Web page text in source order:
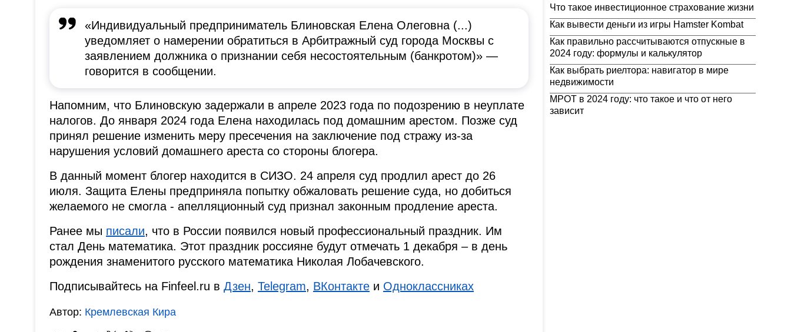
«Индивидуальный предприниматель Блиновская Елена Олеговна (...)
уведомляет о намерении обратиться в Арбитражный суд города Москвы с
заявлением должника о признании себя несостоятельным (банкротом)» —
говорится в сообщении.
Напомним, что Блиновскую задержали в апреле 2023 года по подозрению в неуплате
налогов. До января 2024 года Елена находилась под домашним арестом. Позже суд
принял решение изменить меру пресечения на заключение под стражу из-за
нарушения условий домашнего ареста со стороны блогера.
В данный момент блогер находится в СИЗО. 24 апреля суд продлил арест до 26
июля. Защита Елены предприняла попытку обжаловать решение суда, но добиться
желаемого не смогла - апелляционный суд признал законным продление ареста.
Ранее мы писали, что в России появился новый профессиональный праздник. Им
стал День математика. Этот праздник россияне будут отмечать 1 декабря – в день
рождения знаменитого русского математика Николая Лобачевского.
Подписывайтесь на Finfeel.ru в Дзен, Telegram, ВКонтакте и Одноклассниках
Автор: Кремлевская Кира
Что такое инвестиционное страхование жизни
Как вывести деньги из игры Hamster Kombat
Как правильно рассчитываются отпускные в
2024 году: формулы и калькулятор
Как выбрать риелтора: навигатор в мире
недвижимости
МРОТ в 2024 году: что такое и что от него
зависит